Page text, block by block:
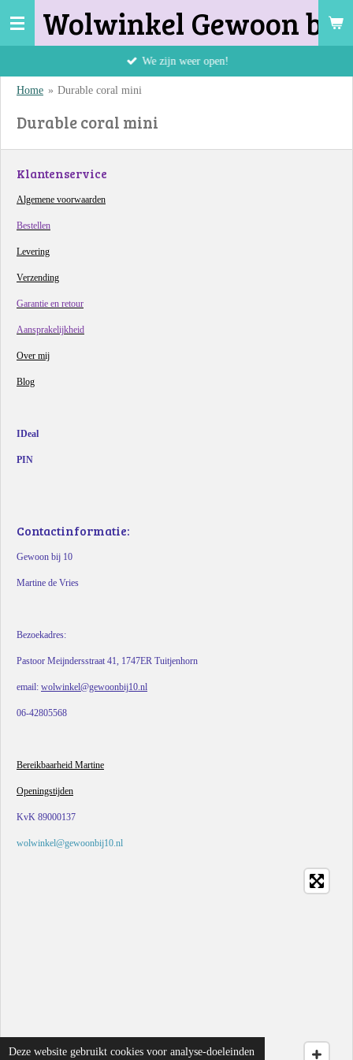
Deze website gebruikt cookies voor analyse-doeleinden
Ga
de
hoofdinhoud
Wolwinkel Gewoon bij
We zijn weer open!
Home » Durable coral mini
Durable coral mini
Klantenservice
Algemene voorwaarden
Bestellen
Levering
Verzending
Garantie en retour
Aansprakelijkheid
Over mij
Blog
IDeal
PIN
Contactinformatie:
Gewoon bij 10
Martine de Vries
Bezoekadres:
Pastoor Meijndersstraat 41, 1747ER Tuitjenhorn
email: wolwinkel@gewoonbij10.nl
06-42805568
Bereikbaarheid Martine
Openingstijden
KvK 89000137
wolwinkel@gewoonbij10.nl